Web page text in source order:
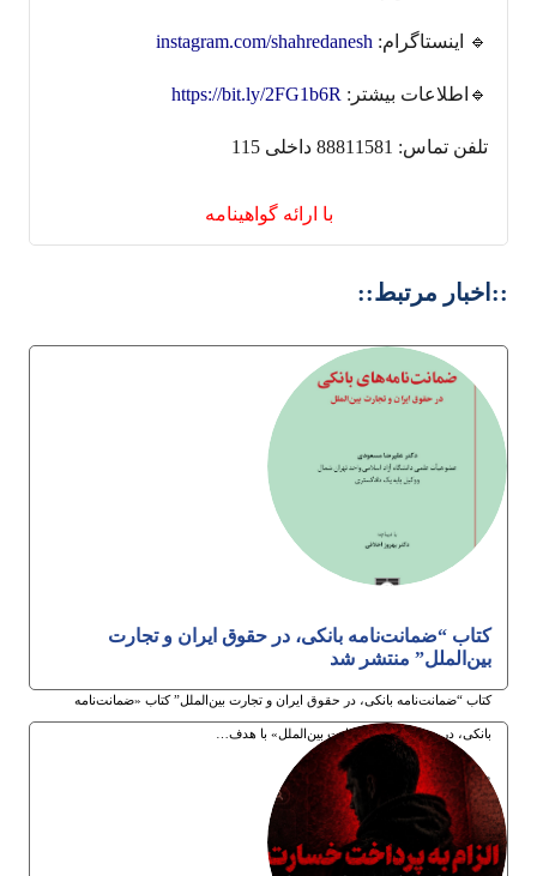
🔹 اینستاگرام: instagram.com/shahredanesh
🔹اطلاعات بیشتر: https://bit.ly/2FG1b6R
تلفن تماس: 88811581 داخلی 115
با ارائه گواهینامه
::اخبار مرتبط::
کتاب “ضمانت‌نامه بانکی، در حقوق ایران و تجارت
بین‌الملل” منتشر شد
کتاب “ضمانت‌نامه بانکی، در حقوق ایران و تجارت بین‌الملل” کتاب «ضمانت‌نامه
بانکی، در حقوق ایران و تجارت بین‌الملل» با هدف…
3ام مرداد 1405